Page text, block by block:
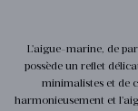
L'aigue-marine, de
possède un reflet
minimalistes et de
harmonieusement et